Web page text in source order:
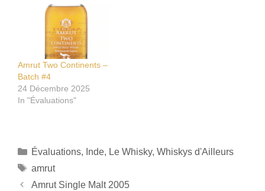
Amrut Two Continents –
Batch #4
24 Décembre 2025
In "Évaluations"
Catégories
Évaluations, Inde, Le Whisky, Whiskys d'Ailleurs
Étiquettes
amrut
Amrut Single Malt 2005